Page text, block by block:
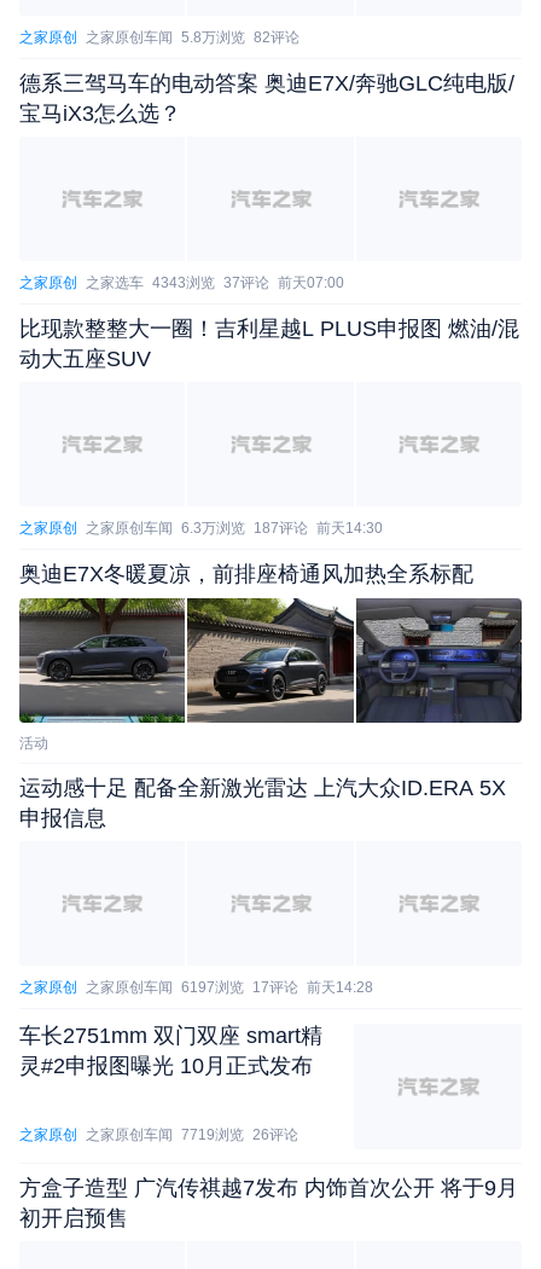
机，最大功率为190kW，GLE 450 L搭载M256 3.0T
3115mm，但内部依旧仅提供5座布局。（文/汽车之
家 常庆林）
之家原创 之家原创车闻 5.8万浏览 82评论
德系三驾马车的电动答案 奥迪E7X/奔驰GLC纯电版/
宝马iX3怎么选？
之家原创 之家选车 4343浏览 37评论 前天07:00
比现款整整大一圈！吉利星越L PLUS申报图 燃油/混
动大五座SUV
之家原创 之家原创车闻 6.3万浏览 187评论 前天14:30
奥迪E7X冬暖夏凉，前排座椅通风加热全系标配
活动
运动感十足 配备全新激光雷达 上汽大众ID.ERA 5X
申报信息
之家原创 之家原创车闻 6197浏览 17评论 前天14:28
车长2751mm 双门双座 smart精
灵#2申报图曝光 10月正式发布
之家原创 之家原创车闻 7719浏览 26评论
方盒子造型 广汽传祺越7发布 内饰首次公开 将于9月
初开启预售